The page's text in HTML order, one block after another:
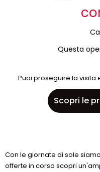
Questa
Puoi proseguire la visita
Scopri le
Con le giornate di sole
offerte in corso scopri